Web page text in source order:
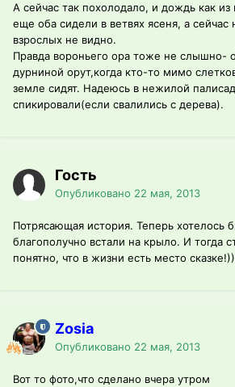
А сейчас так похолодало, и дождь как из
еще оба сидели в ветвях ясеня, а сейчас
взрослых не видно.
Правда вороньего ора тоже не слышно-
дурниной орут,когда кто-то мимо
земле сидят. Надеюсь в нежилой
спикировали(если свалились с дерева).
Гость
Опубликовано 22 мая, 2013
Потрясающая история. Теперь хотелось
благополучно встали на крыло. И тогда
понятно, что в жизни есть место сказке!))
Zosia
Опубликовано 22 мая, 2013
Вот то фото,что сделано вчера утром